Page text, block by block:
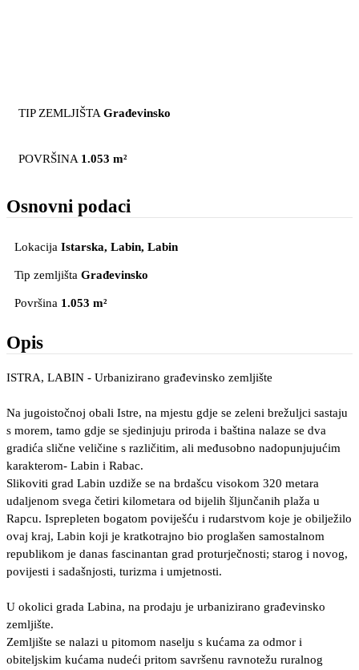
TIP ZEMLJIŠTA Građevinsko
POVRŠINA 1.053 m²
Osnovni podaci
Lokacija Istarska, Labin, Labin
Tip zemljišta Građevinsko
Površina 1.053 m²
Opis
ISTRA, LABIN - Urbanizirano građevinsko zemljište
Na jugoistočnoj obali Istre, na mjestu gdje se zeleni brežuljci sastaju
s morem, tamo gdje se sjedinjuju priroda i baština nalaze se dva
gradića slične veličine s različitim, ali međusobno nadopunjujućim
karakterom- Labin i Rabac.
Slikoviti grad Labin uzdiže se na brdašcu visokom 320 metara
udaljenom svega četiri kilometara od bijelih šljunčanih plaža u
Rapcu. Isprepleten bogatom poviješću i rudarstvom koje je obilježilo
ovaj kraj, Labin koji je kratkotrajno bio proglašen samostalnom
republikom je danas fascinantan grad proturječnosti; starog i novog,
povijesti i sadašnjosti, turizma i umjetnosti.
U okolici grada Labina, na prodaju je urbanizirano građevinsko
zemljište.
Zemljište se nalazi u pitomom naselju s kućama za odmor i
obiteljskim kućama nudeći pritom savršenu ravnotežu ruralnog